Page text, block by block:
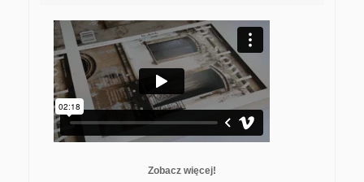
Zobacz więcej!